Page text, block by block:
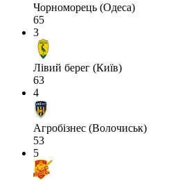
Чорноморець (Одеса)
65
3
Лівий берег (Київ)
63
4
Агробізнес (Волочиськ)
53
5